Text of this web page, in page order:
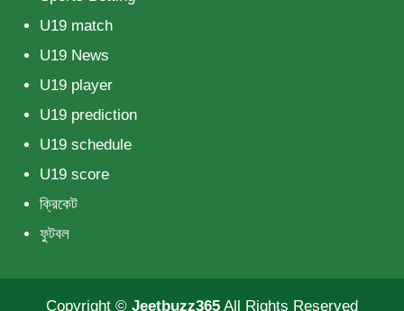
U19 match
U19 News
U19 player
U19 prediction
U19 schedule
U19 score
ক্রিকেট
ফুটবল
Copyright © Jeetbuzz365 All Rights Reserved